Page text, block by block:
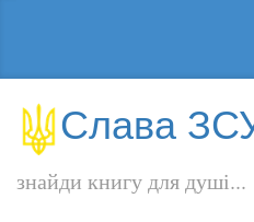
Слава
знайди книгу для душі...